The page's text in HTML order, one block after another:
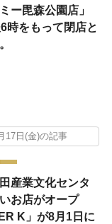
ー毘森公園店」
時をもって閉店と
17日(金)の記事
産業文化センタ
お店がオープ
K」が8月1日に